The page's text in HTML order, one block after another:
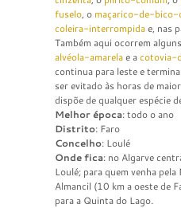
fuselo, o maçarico-de-
coleira-interrompidae, nas
Também aqui ocorrem
alvéola-amarelae acotovia-
continua para leste e
ser evitado às horas de
dispõe de qualquer espécie
Melhor época: todo o ano
Distrito: Faro
Concelho: Loulé
Onde fica: no Algarve
Loulé; para quem venha
Almancil (10 km a oeste de
para a Quinta do Lago.